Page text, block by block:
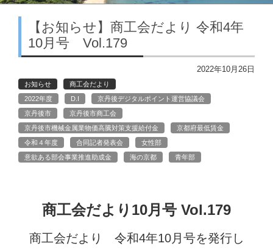
【お知らせ】商工会だより 令和4年
10月号 Vol.179
2022年10月26日
お知らせ
商工会だより
2022年度
D.I
京丹後デジタルポイント運営協議会
京丹後市
京丹後市商工会
京丹後市機械金属業物価高騰対策支援給付金
京都府最低賃金
令和４年度
合同記者発表会
女性部
意欲ある部会事業推進助成金
海の京都 青年部
商工会だより10月号 Vol.179
商工会だより 令和4年10月号を発行し